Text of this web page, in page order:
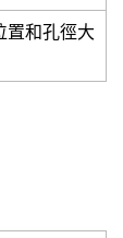
置和孔徑大